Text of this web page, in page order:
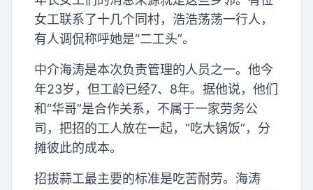
女工联系了十几个同村，浩浩荡荡一行人，
有人调侃称呼她是“二工头”。
中介海涛是本次负责管理的人员之一。他今
年23岁，但工龄已经7、8年。据他说，他们
和“华哥”是合作关系，不属于一家劳务公
司，把招的工人放在一起，“吃大锅饭”，分
摊彼此的成本。
招拔蒜工最主要的标准是吃苦耐劳。海涛